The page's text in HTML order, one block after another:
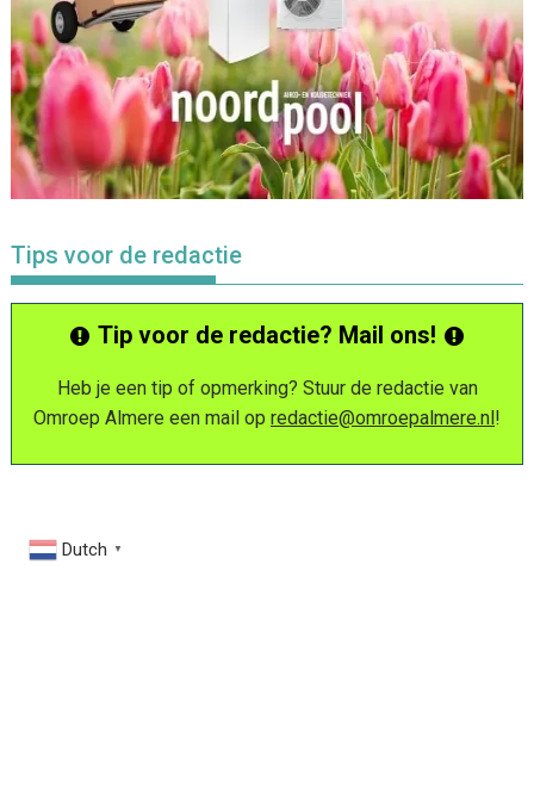
Tips voor de redactie
Tip voor de redactie? Mail ons!
Heb je een tip of opmerking? Stuur de redactie van
Omroep Almere een mail op redactie@omroepalmere.nl!
Dutch ▼